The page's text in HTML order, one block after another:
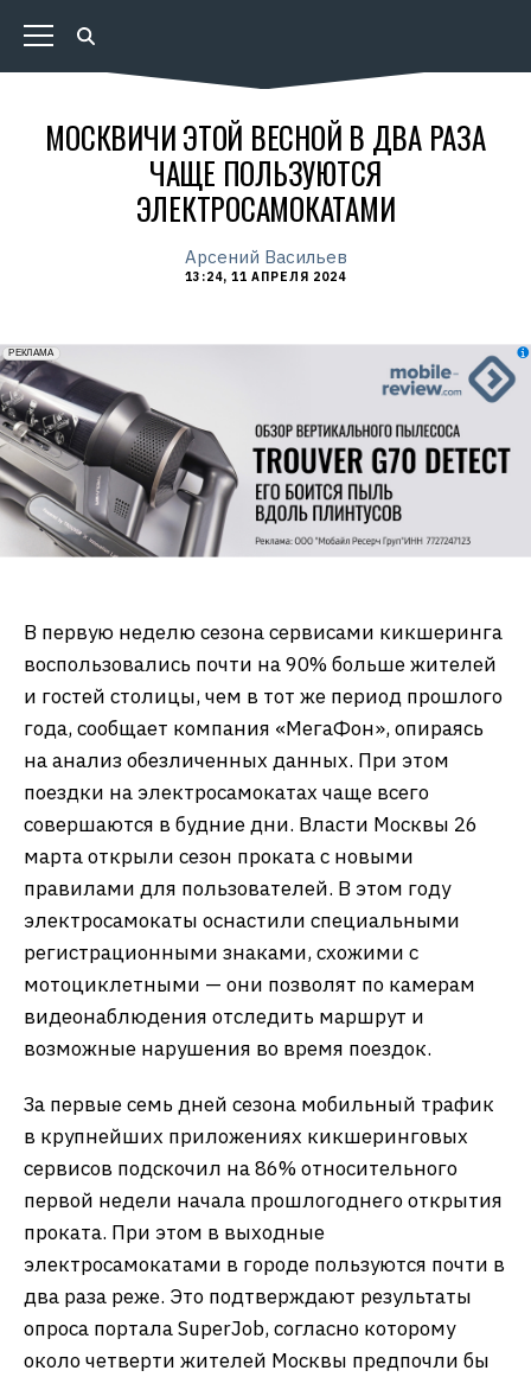
МОСКВИЧИ ЭТОЙ ВЕСНОЙ В ДВА РАЗА
ЧАЩЕ ПОЛЬЗУЮТСЯ
ЭЛЕКТРОСАМОКАТАМИ
Арсений Васильев
13:24, 11 АПРЕЛЯ 2024
erid: 2VfnxxmNzs5
РЕКЛАМА
В первую неделю сезона сервисами кикшеринга
воспользовались почти на 90% больше жителей
и гостей столицы, чем в тот же период прошлого
года, сообщает компания «МегаФон», опираясь
на анализ обезличенных данных. При этом
поездки на электросамокатах чаще всего
совершаются в будние дни. Власти Москвы 26
марта открыли сезон проката с новыми
правилами для пользователей. В этом году
электросамокаты оснастили специальными
регистрационными знаками, схожими с
мотоциклетными — они позволят по камерам
видеонаблюдения отследить маршрут и
возможные нарушения во время поездок.
За первые семь дней сезона мобильный трафик
в крупнейших приложениях кикшеринговых
сервисов подскочил на 86% относительного
первой недели начала прошлогоднего открытия
проката. При этом в выходные
электросамокатами в городе пользуются почти в
два раза реже. Это подтверждают результаты
опроса портала SuperJob, согласно которому
около четверти жителей Москвы предпочли бы